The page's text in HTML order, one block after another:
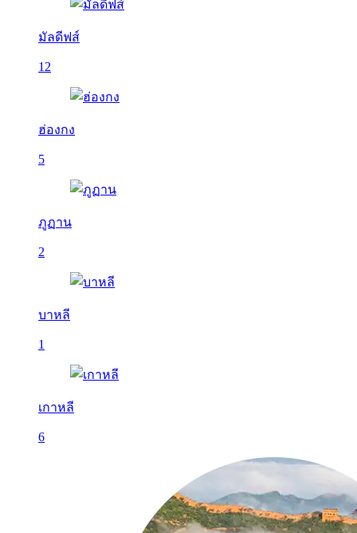
มัลดีฟส์
12
ฮ่องกง
5
ภูฏาน
2
บาหลี
1
เกาหลี
6